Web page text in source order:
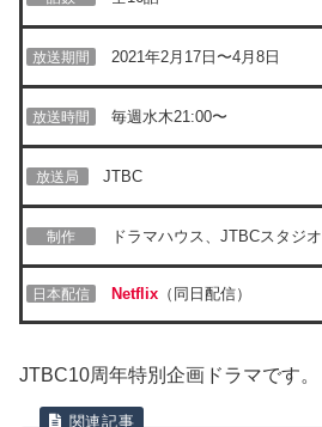
放送期間 2021年2月17日〜4月8日
放送時間 毎週水木21:00〜
放送局 JTBC
制作 ドラマハウス、JTBCスタジオ
日本配信 Netflix （同日配信）
JTBC10周年特別企画ドラマです。